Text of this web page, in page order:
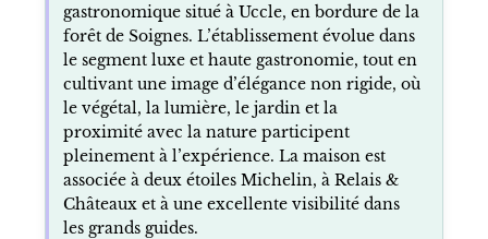
gastronomique situé à Uccle, en bordure de la
forêt de Soignes. L’établissement évolue dans
le segment luxe et haute gastronomie, tout en
cultivant une image d’élégance non rigide, où
le végétal, la lumière, le jardin et la
proximité avec la nature participent
pleinement à l’expérience. La maison est
associée à deux étoiles Michelin, à Relais &
Châteaux et à une excellente visibilité dans
les grands guides.